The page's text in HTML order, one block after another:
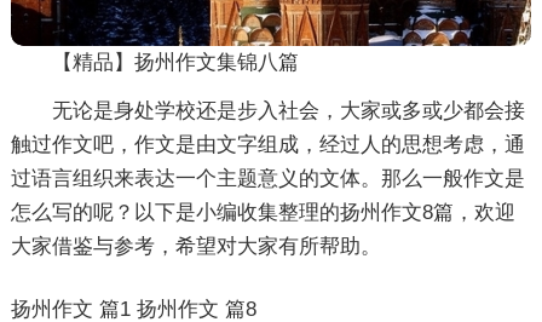
【精品】扬州作文集锦八篇
无论是身处学校还是步入社会，大家或多或少都会接
触过作文吧，作文是由文字组成，经过人的思想考虑，通
过语言组织来表达一个主题意义的文体。那么一般作文是
怎么写的呢？以下是小编收集整理的扬州作文8篇，欢迎
大家借鉴与参考，希望对大家有所帮助。
扬州作文 篇1 扬州作文 篇8